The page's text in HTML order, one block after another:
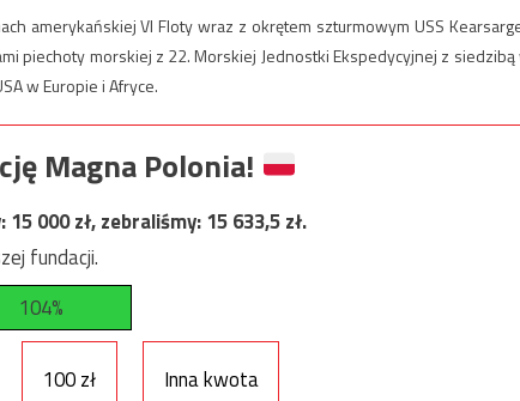
amerykańskiej VI Floty wraz z okrętem szturmowym USS
piechoty morskiej z 22. Morskiej Jednostki Ekspedycyjnej z siedzibą
w Europie i Afryce.
Magna Polonia!
15 000zł, zebraliśmy:15 633,5zł.
fundacji.
104%
100 zł
Inna kwota